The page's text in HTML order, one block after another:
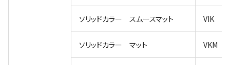
ソリッドカラー スムースマット VIK
ソリッドカラー マット VKM